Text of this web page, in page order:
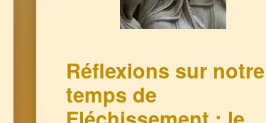
Réflexions sur notre
temps de